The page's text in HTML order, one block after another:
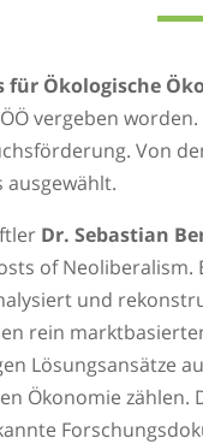
für Ökologische
vergeben
Von
ausgewählt.
Dr. Sebastian
of
und
rein
Lösungsansätze
Ökonomie